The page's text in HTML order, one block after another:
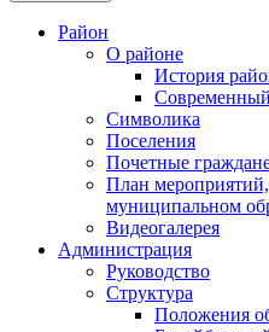
Район
О районе
История
Символика
Поселения
Почетные
План
муниципальном
Видеогалерея
Администрация
Руководство
Структура
Положения